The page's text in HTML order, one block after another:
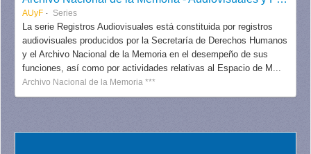
AUyF Series
La serie Registros Audiovisuales está constituida por registros
audiovisuales producidos por la Secretaría de Derechos Humanos
y el Archivo Nacional de la Memoria en el desempeño de sus
funciones, así como por actividades relativas al Espacio de M...
Archivo Nacional de la Memoria ***